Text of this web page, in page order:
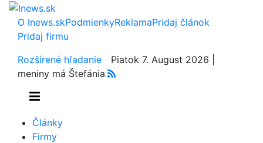
O Inews.skPodmienkyReklamaPridaj článok
Pridaj firmu
Rozšírené hľadanie
Piatok 7. August 2026 |
meniny má Štefánia
Články
Firmy